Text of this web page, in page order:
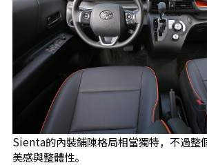
Sienta的內裝鋪陳格局相當獨特，不過整
美感與整體性。